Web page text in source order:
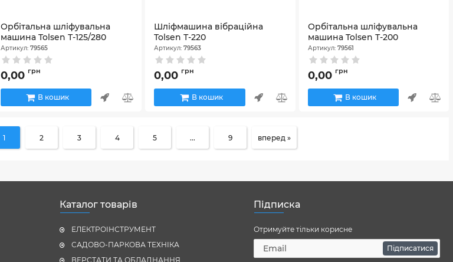
Орбітальна шліфувальна
машина Tolsen Т-125/280
Артикул:79565
0,00 грн
В кошик
Шліфмашина вібраційна
Tolsen Т-220
Артикул:79563
0,00 грн
В кошик
Орбітальна шліфувальна
машина Tolsen Т-200
Артикул: 79561
0,00 грн
В кошик
1 2 3 4 5 ... 9 вперед »
Каталог товарів
ЕЛЕКТРОІНСТРУМЕНТ
САДОВО-ПАРКОВА ТЕХНІКА
ВЕРСТАТИ ТА ОБЛАДНАННЯ
Підписка
Отримуйте тільки корисне
Підписатися